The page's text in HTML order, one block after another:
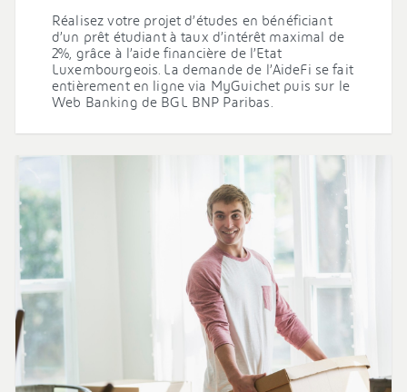
Réalisez votre projet d’études en bénéficiant
d’un prêt étudiant à taux d’intérêt maximal de
2%, grâce à l’aide financière de l’Etat
Luxembourgeois. La demande de l’AideFi se fait
entièrement en ligne via MyGuichet puis sur le
Web Banking de BGL BNP Paribas.